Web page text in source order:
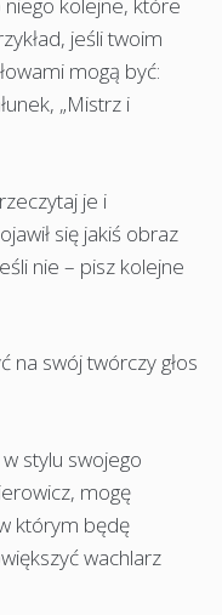
kolejne, które
jeśli twoim
mogą być:
„Mistrz i
je i
się jakiś obraz
nie – pisz kolejne
na swój twórczy głos
stylu swojego
mogę
którym będę
wachlarz